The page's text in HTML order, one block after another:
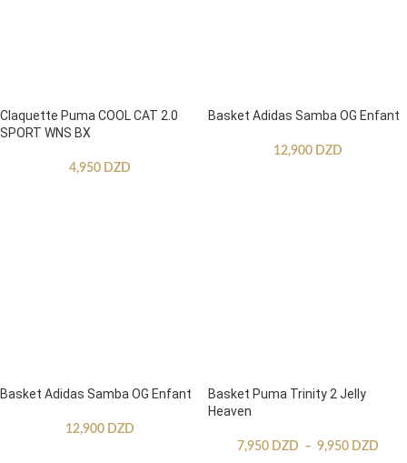
Claquette Puma COOL CAT 2.0
SPORT WNS BX
4,950 DZD
Basket Adidas Samba OG Enfant
12,900 DZD
Basket Adidas Samba OG Enfant
12,900 DZD
Basket Puma Trinity 2 Jelly
Heaven
7,950 DZD – 9,950 DZD